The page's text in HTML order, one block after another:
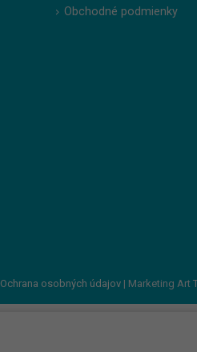
Obchodné podmienky
Ochrana osobných údajov | Marketing Art